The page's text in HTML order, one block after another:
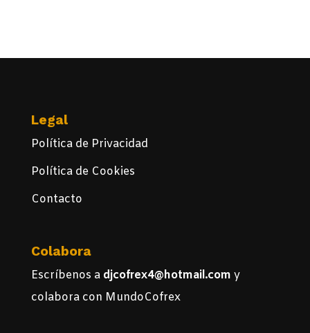
Legal
Política de Privacidad
Política de Cookies
Contacto
Colabora
Escríbenos a djcofrex4@hotmail.com y
colabora con MundoCofrex